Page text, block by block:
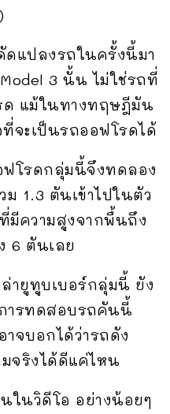
ดแปลงรถในครั้งนี้มา
3 นั้น ไม่ใช่รถที่
ด แม้ในทางทฤษฎีมัน
จะเป็นรถออฟโรดได้
โรดกลุ่มนี้จึงทดลอง
1.3 ตันเข้าไปในตัว
มีความสูงจากพื้นถึง
6 ตันเลย
ายูทูบเบอร์กลุ่มนี้ ยัง
การทดสอบรถคันนี้
าจบอกได้ว่ารถดัง
จริงได้ดีแค่ไหน
ในวิดีโอ อย่างน้อยๆ